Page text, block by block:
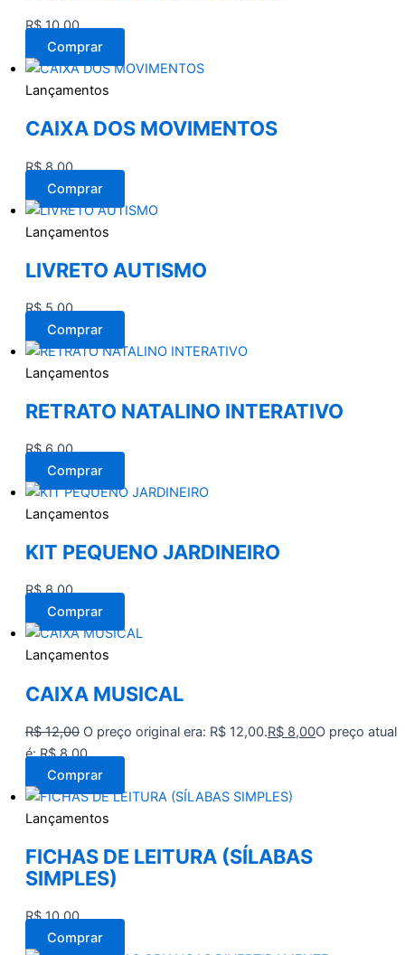
R$10,00
Comprar
Lançamentos
CAIXA DOS MOVIMENTOS
R$8,00
Comprar
Lançamentos
LIVRETO AUTISMO
R$5,00
Comprar
Lançamentos
RETRATO NATALINO INTERATIVO
R$6,00
Comprar
Lançamentos
KIT PEQUENO JARDINEIRO
R$8,00
Comprar
Lançamentos
CAIXA MUSICAL
R$12,00 O preço original era: R$ 12,00.R$ 8,00O preço atual
é: R$ 8,00.
Comprar
Lançamentos
FICHAS DE LEITURA (SÍLABAS
SIMPLES)
R$10,00
Comprar